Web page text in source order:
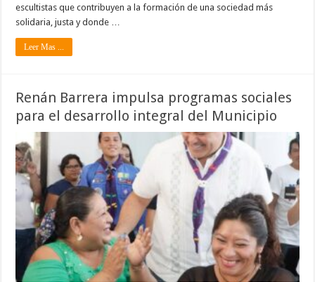
escultistas que contribuyen a la formación de una sociedad más
solidaria, justa y donde …
Leer Mas ...
Renán Barrera impulsa programas sociales
para el desarrollo integral del Municipio